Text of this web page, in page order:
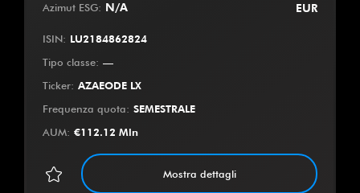
Azimut ESG: N/A EUR
ISIN: LU2184862824
Tipo classe: —
Ticker: AZAEODE LX
Frequenza quota: SEMESTRALE
AUM: €112.12 Mln
Mostra dettagli